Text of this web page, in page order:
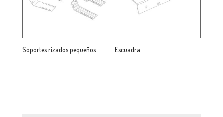
Soportes rizados pequeños Escuadra